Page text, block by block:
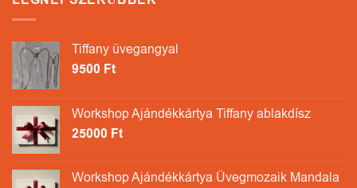
Tiffany üvegangyal
9500 Ft
Workshop Ajándékkártya Tiffany ablakdísz
25000 Ft
Workshop Ajándékkártya Üvegmozaik Mandala